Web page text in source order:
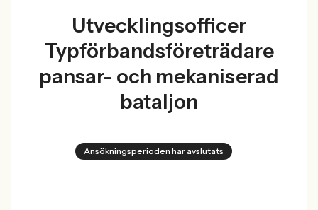
Utvecklingsofficer
Typförbandsföreträdare
pansar- och mekaniserad
bataljon
Ansökningsperioden har avslutats